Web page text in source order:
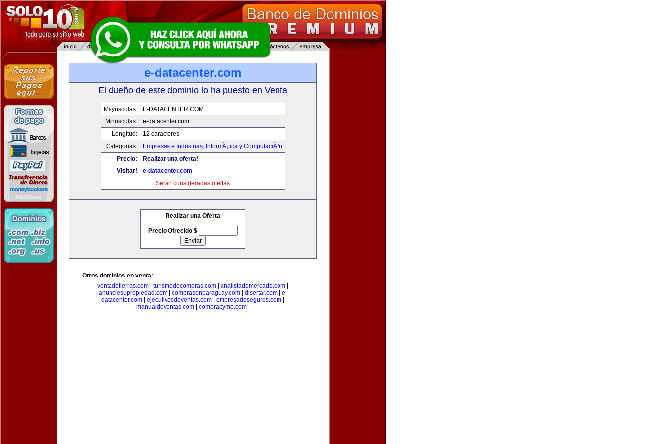
e-datacenter.com
El dueño de este dominio lo ha puesto en Venta
Mayusculas:
E-DATACENTER.COM
Minusculas:
e-datacenter.com
Longitud:
12 caracteres
Categorias:
Empresas e Industrias, InformÃ¡tica y ComputaciÃ³n
Precio:
Realizar una oferta!
Visitar!
e-datacenter.com
Serán consideradas ofertas
Realizar una Oferta
Precio Ofrecido $
Otros dominios en venta:
ventadetierras.com
turismodecompras.com analistademercado.com
anunciesupropiedad.com| comprasenparaguay.com| disertar.com| e-
datacenter.com
ejecutivosdeventas.com empresadeseguros.com
manualdeventas.com| comprapyme.com|